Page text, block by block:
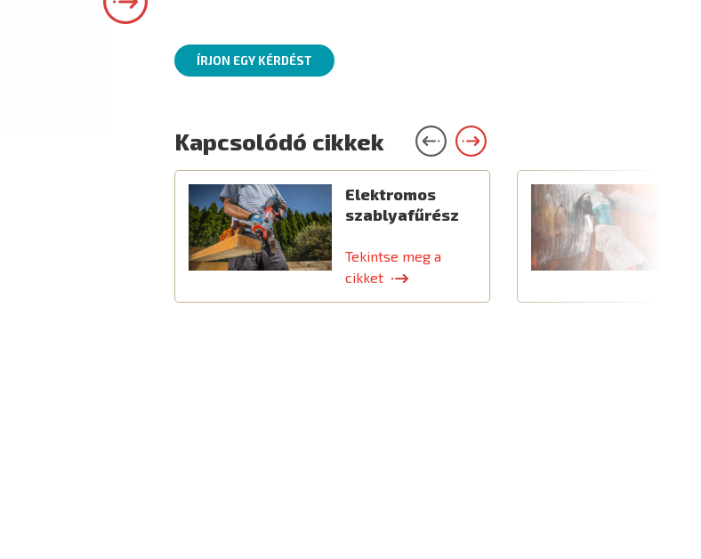
ÍRJON EGY KÉRDÉST
Kapcsolódó cikkek
Elektromos
szablyafűrész
Tekintse meg a
cikket